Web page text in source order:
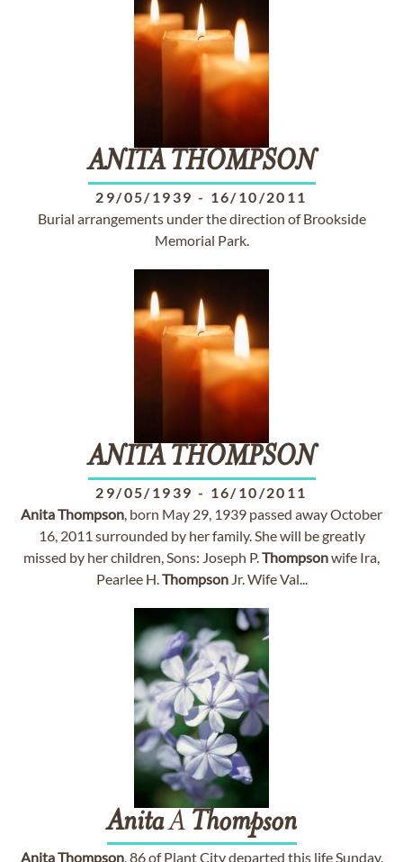
ANITA THOMPSON
29/05/1939 - 16/10/2011
Burial arrangements under the direction of Brookside
Memorial Park.
ANITA THOMPSON
29/05/1939 - 16/10/2011
AnitaThompson, born May 29, 1939 passed away October
16, 2011 surrounded by her family. She will be greatly
missed by her children, Sons: Joseph P.Thompsonwife Ira,
Pearlee H.ThompsonJr. Wife Val...
AnitaA Thompson
AnitaThompson, 86 of Plant City departed this life Sunday,